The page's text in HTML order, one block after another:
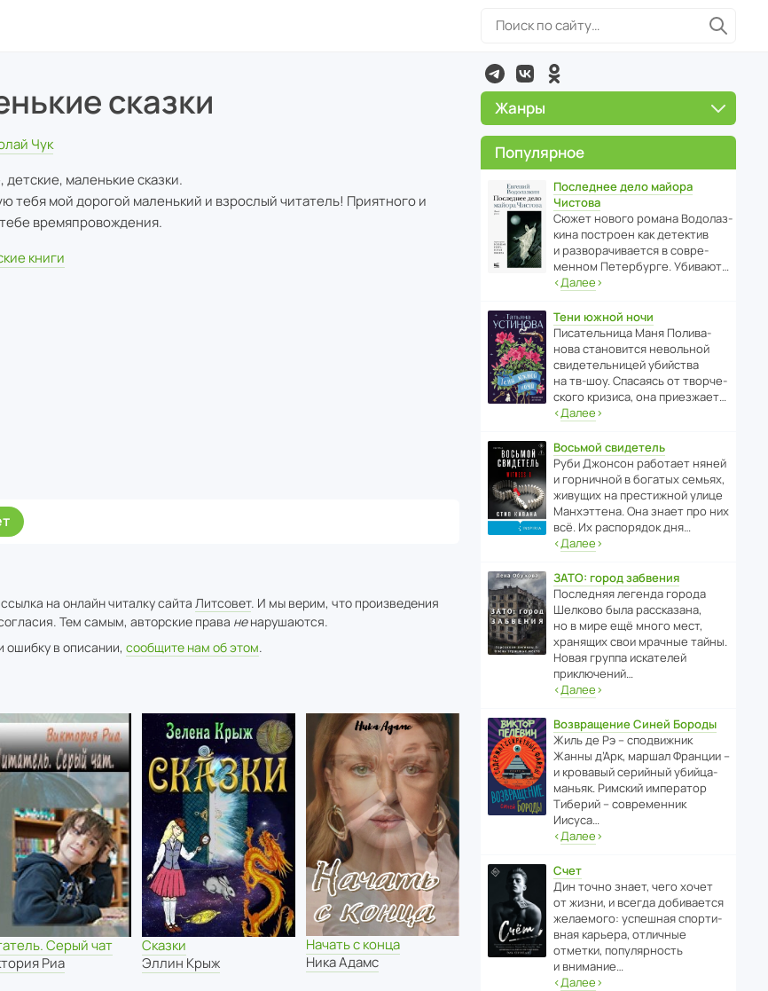
сказки
Чук
маленькие сказки.
тебя мой дорогой маленький и взрослый читатель! Приятного и
времяпровождения.
книги
на онлайн читалку сайта Литсовет. И мы верим, что произведения
Тем самым, авторские права ненарушаются.
ошибку в описании, сообщите нам об этом.
Серый чат
Риа
Сказки
Эллин Крыж
Начать с конца
Ника Адамс
Жанры
Популярное
Последнее дело майора
Чистова
Сюжет нового романа Водо­ла­з­
кина пост­роен как дете­ктив
и разво­ра­чи­ва­ется в совре­
менном Пете­р­бурге. Убивают…
‹Далее›
Тени южной ночи
Писа­тель­ница Маня Поли­ва­
нова стано­вится невольной
свиде­тель­ницей убийства
на тв-шоу. Спасаясь от твор­че­
с­кого кризиса, она приезжает…
‹Далее›
Восьмой свидетель
Руби Джонсон рабо­тает няней
и горни­чной в богатых семьях,
живущих на прес­ти­жной улице
Манх­эт­тена. Она знает про них
всё. Их распо­рядок дня…
‹Далее›
ЗАТО: город забвения
После­дняя легенда города
Шелково была расска­зана,
но в мире ещё много мест,
хранящих свои мрачные тайны.
Новая группа иска­телей
приключений…
‹Далее›
Возвращение Синей Бороды
Жиль де Рэ – спод­ви­жник
Жанны д’Арк, маршал Франции –
и кровавый серийный убийца-
маньяк. Римский импе­ратор
Тиберий – совре­менник
Иисуса…
‹Далее›
Счет
Дин точно знает, чего хочет
от жизни, и всегда доби­ва­ется
жела­е­мого: успе­шная спор­ти­
вная карьера, отли­чные
отметки, попу­ля­р­ность
и внимание…
‹Далее›